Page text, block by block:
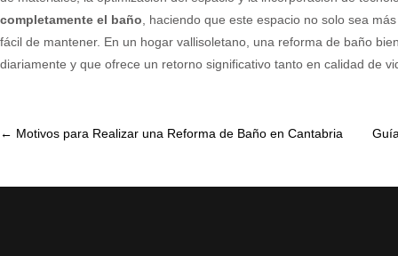
completamente el baño , haciendo que este espacio no solo sea
fácil de mantener. En un hogar vallisoletano, una reforma de baño
diariamente y que ofrece un retorno significativo tanto en calidad de
Post
← Motivos para Realizar una Reforma de Baño en Cantabria